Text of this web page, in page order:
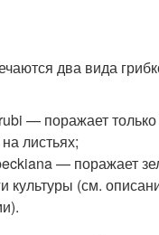
два вида
— поражает
листьях;
— поражает
культуры (см.